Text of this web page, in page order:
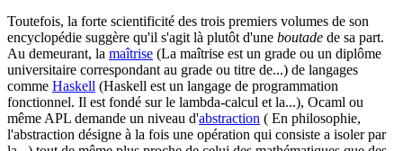
Toutefois, la forte scientificité des trois premiers volumes de son
encyclopédie suggère qu'il s'agit là plutôt d'une boutade de sa part.
Au demeurant, la maîtrise (La maîtrise est un grade ou un diplôme
universitaire correspondant au grade ou titre de...) de langages
comme Haskell (Haskell est un langage de programmation
fonctionnel. Il est fondé sur le lambda-calcul et la...), Ocaml ou
même APL demande un niveau d'abstraction ( En philosophie,
l'abstraction désigne à la fois une opération qui consiste a isoler par